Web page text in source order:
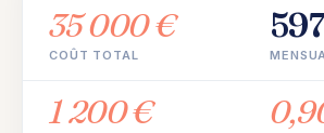
35 000 €
COÛT TOTAL
1 200 €